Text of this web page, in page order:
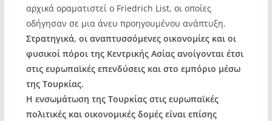
αρχικά οραματιστεί ο Friedrich List, οι οποίες
οδήγησαν σε μια άνευ προηγουμένου ανάπτυξη.
Στρατηγικά, οι αναπτυσσόμενες οικονομίες και οι
φυσικοί πόροι της Κεντρικής Ασίας ανοίγονται έτσι
στις ευρωπαϊκές επενδύσεις και στο εμπόριο μέσω
της Τουρκίας.
Η ενσωμάτωση της Τουρκίας στις ευρωπαϊκές
πολιτικές και οικονομικές δομές είναι επίσης